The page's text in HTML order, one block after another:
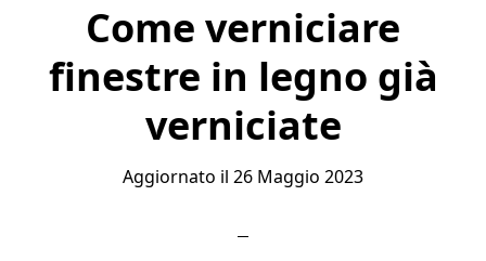
Imparare
Come verniciare
finestre in legno già
verniciate
Aggiornato il 26 Maggio 2023